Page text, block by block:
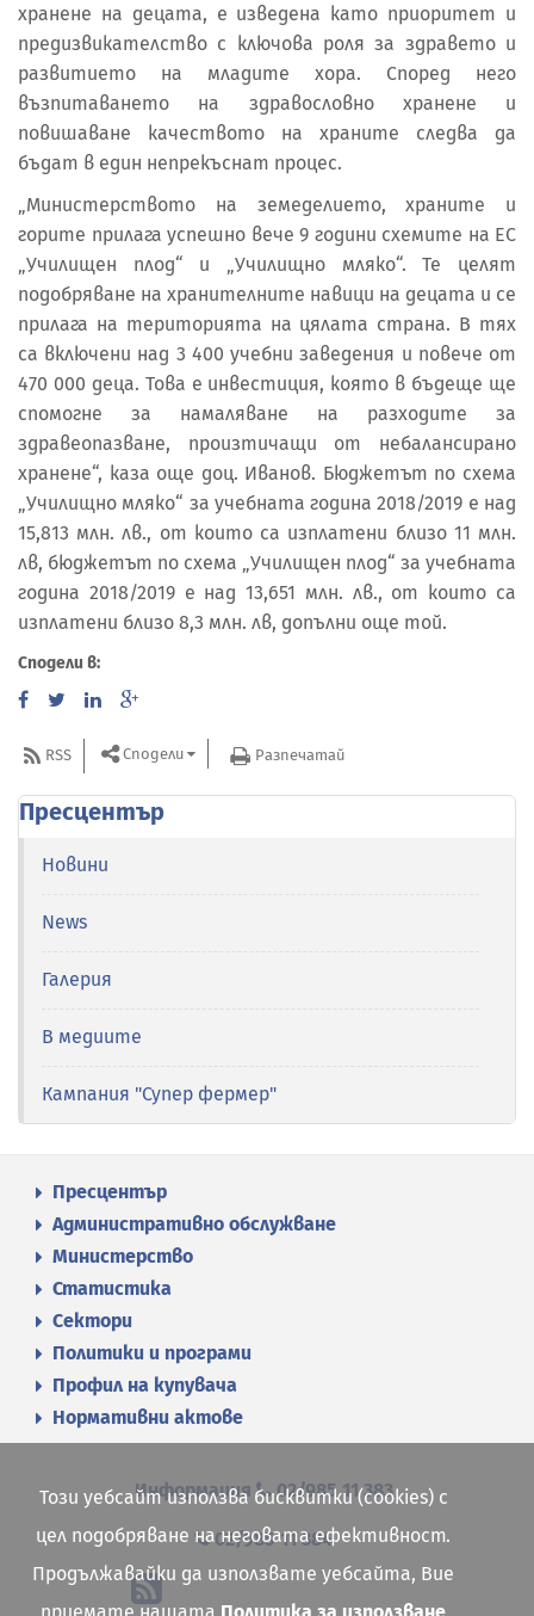
хранене на децата, е изведена като приоритет и
предизвикателство с ключова роля за здравето и
развитието на младите хора. Според него
възпитаването на здравословно хранене и
повишаване качеството на храните следва да
бъдат в един непрекъснат процес.
„Министерството на земеделието, храните и
горите прилага успешно вече 9 години схемите на ЕС
„Училищен плод“ и „Училищно мляко“. Те целят
подобряване на хранителните навици на децата и се
прилага на територията на цялата страна. В тях
са включени над 3 400 учебни заведения и повече от
470 000 деца. Това е инвестиция, която в бъдеще ще
спомогне за намаляване на разходите за
здравеопазване, произтичащи от небалансирано
хранене“, каза още доц. Иванов. Бюджетът по схема
„Училищно мляко“ за учебната година 2018/2019 е над
15,813 млн. лв., от които са изплатени близо 11 млн.
лв, бюджетът по схема „Училищен плод“ за учебната
година 2018/2019 е над 13,651 млн. лв., от които са
изплатени близо 8,3 млн. лв, допълни още той.
Сподели в:
RSS Сподели Разпечатай
Пресцентър
Новини
News
Галерия
В медиите
Кампания "Супер фермер"
Пресцентър
Административно обслужване
Министерство
Статистика
Сектори
Политики и програми
Профил на купувача
Нормативни актове
Информация 02/985 11 383
02/985 11 384
Този уебсайт използва бисквитки (cookies) с
цел подобряване на неговата ефективност.
Продължавайки да използвате уебсайта, Вие